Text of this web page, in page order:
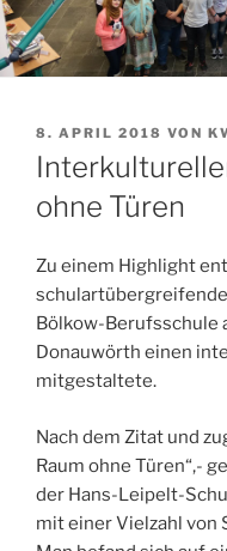
VERÖFFENTLICHT
AM
8. APRIL 2018 VON
ohne Türen
Zu einem Highlight
Bölkow-Berufsschule
Donauwörth einen
mitgestaltete.
Nach dem Zitat und
Raum ohne Türen“,-
der Hans-Leipelt-
mit einer Vielzahl von